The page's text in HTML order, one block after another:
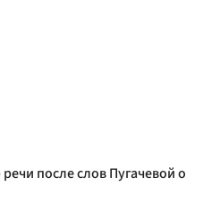
после слов Пугачевой о